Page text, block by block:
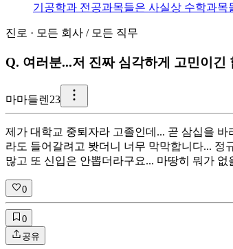
기공학과 전공과목들은 사실상 수학과
진로 · 모든 회사 / 모든 직무
Q. 여러분...저 진짜 심각하게 고민이긴
마마들렌23
제가 대학교 중퇴자라 고졸인데... 곧 삼십을
라도 들어갈려고 봣더니 너무 막막합니다...
많고 또 신입은 안뽑더라구요... 마땅히 뭐가
0
0
공유